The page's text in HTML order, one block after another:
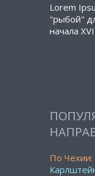
Lorem
"рыбой"
начала
По Чехии: